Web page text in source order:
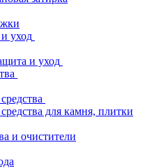
уход
и уход
для камня, плитки
и очистители